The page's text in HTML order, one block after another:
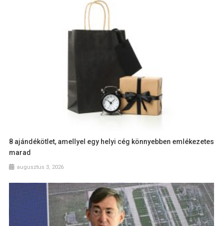
8 ajándékötlet, amellyel egy helyi cég könnyebben emlékezetes
marad
augusztus 3, 2026